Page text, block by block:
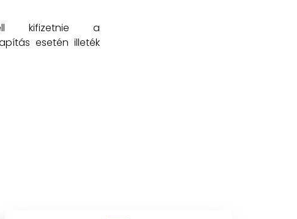
kifizetnie a
esetén illeték